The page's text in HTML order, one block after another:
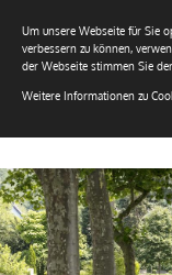
Um unsere Webseite für Sie
verbessern zu können,
der Webseite stimmen Sie
Weitere Informationen zu